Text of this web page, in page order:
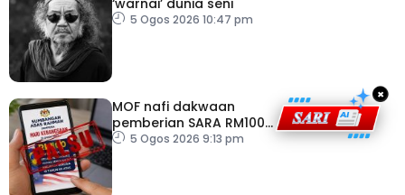
‘warnai’ dunia seni
5 Ogos 2026 10:47 pm
MOF nafi dakwaan
pemberian SARA RM100
sempena Hari
5 Ogos 2026 9:13 pm
×